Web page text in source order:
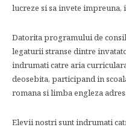
lucreze si sa invete
Datorita programului de
legaturii stranse dintre
indrumati catre aria
deosebita, participand in
romana si limba engleza
Elevii nostri sunt indrumati